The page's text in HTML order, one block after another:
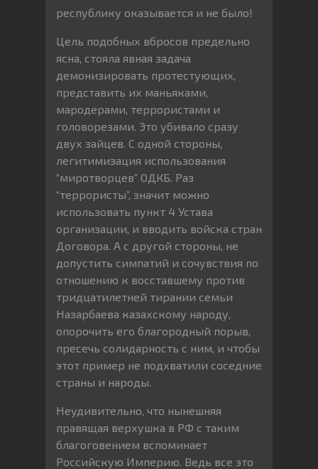
республику оказывается и не было!
Цель подобных вбросов предельно
ясна, стояла явная задача
демонизировать протестующих,
представить их маньяками,
мародерами, террористами и
головорезами. Это убивало сразу
двух зайцев. С одной стороны,
легитимизация использования
“миротворцев” ОДКБ. Раз
“террористы”, значит можно
использовать пункт 4 Устава
организации, и вводить войска стран
Договора. А с другой стороны, не
допустить симпатий и сочувствия по
отношению к восставшему против
тридцатилетней тирании семьи
Назарбаева казахскому народу,
опорочить его благородный порыв,
пресечь солидарность с ним, и чтобы
этот пример не подхватили соседние
страны и народы.
Неудивительно, что нынешняя
правящая верхушка в РФ с таким
благоговением вспоминает
Российскую Империю. Ведь все это